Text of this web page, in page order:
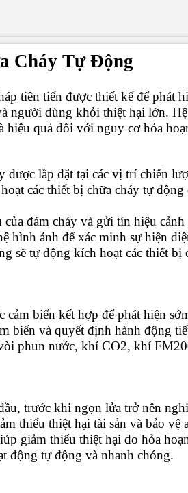
Cháy Tự Động
tiên tiến được thiết kế để phát
người dùng khỏi thiệt hại lớn.
hiệu quả đối với nguy cơ hỏa
lắp đặt tại các vị trí chiến
các thiết bị chữa cháy tự
đám cháy và gửi tín hiệu
hình ảnh để xác minh sự hiện
sẽ tự động kích hoạt các thiết
biến kết hợp để phát hiện
biến và quyết định hành động
phun nước, khí CO2, khí
trước khi ngọn lửa trở nên
thiểu thiệt hại tài sản và bảo vệ
giảm thiểu thiệt hại do hỏa
động tự động và nhanh chóng.